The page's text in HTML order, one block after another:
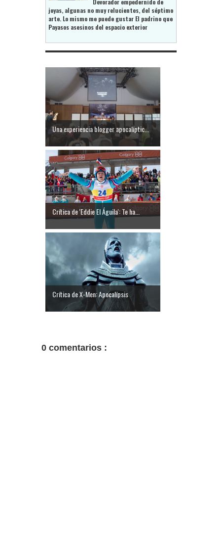
joyas, algunas no muy relucientes, del séptimo
arte. Lo mismo me puede gustar El padrino que
Payasos asesinos del espacio exterior
Una experiencia blogger apocalíptic...
Crítica de 'Eddie El Águila': Te ha...
Crítica de X-Men: Apocalípsis
0 comentarios :